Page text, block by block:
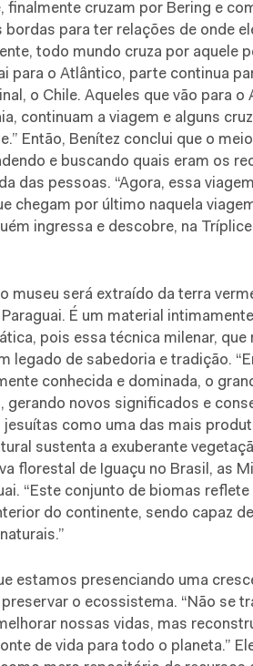
finalmente cruzam por Bering e
bordas para ter relações de onde
todo mundo cruza por aquele
para o Atlântico, parte continua
o Chile. Aqueles que vão para
continuam a viagem e alguns
Então, Benítez conclui que o
e buscando quais eram os
das pessoas. “Agora, essa
chegam por último naquela
ingressa e descobre, na
museu será extraído da terra
É um material
pois essa técnica milenar,
legado de sabedoria e tradição.
conhecida e dominada, o
gerando novos significados e
como uma das mais
sustenta a exuberante
florestal de Iguaçu no Brasil, as
“Este conjunto de biomas
do continente, sendo capaz
estamos presenciando uma
o ecossistema. “Não se
nossas vidas, mas
de vida para todo o planeta.”